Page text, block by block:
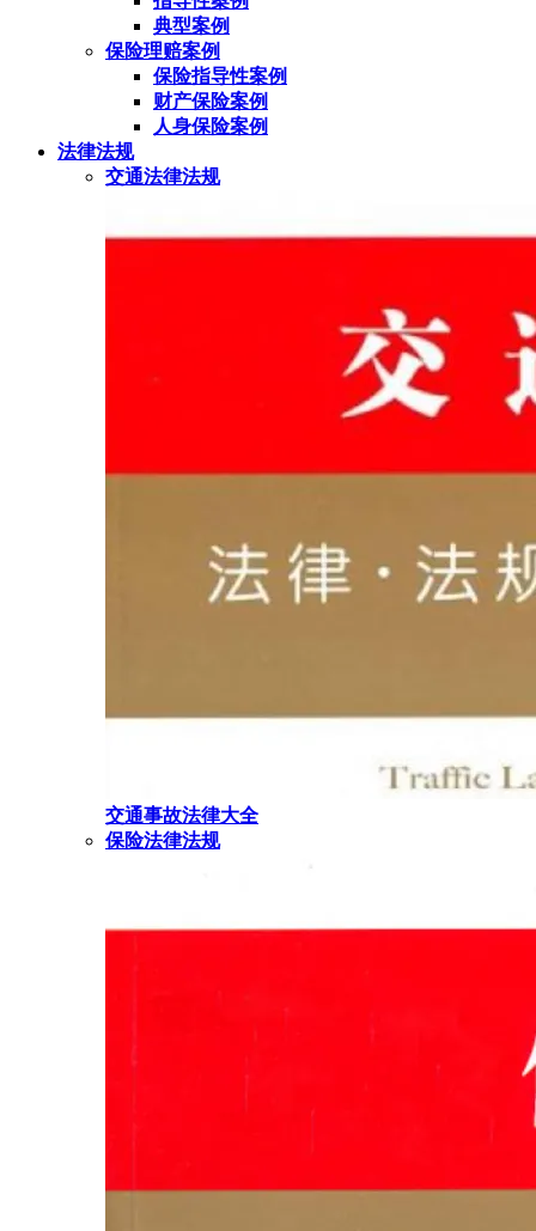
典型案例
保险理赔案例
保险指导性案例
财产保险案例
人身保险案例
法律法规
交通法律法规
交通事故法律大全
保险法律法规